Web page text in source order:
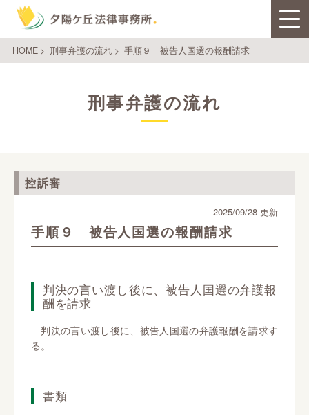
HOME> 刑事弁護の流れ> 手順９ 被告人国選の報酬請求
刑事弁護の流れ
控訴審
手順９ 被告人国選の報酬請求
2025/09/28 更新
判決の言い渡し後に、被告人国選の弁護報
酬を請求
判決の言い渡し後に、被告人国選の弁護報酬を請求す
る。
書類